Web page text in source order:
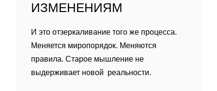
ИЗМЕНЕНИЯМ
И это отзеркаливание того же процесса.
Меняется миропорядок. Меняются
правила. Старое мышление не
выдерживает новой реальности.